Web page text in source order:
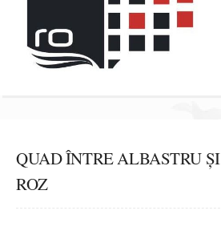
QUAD ÎNTRE ALBASTRU ȘI
ROZ